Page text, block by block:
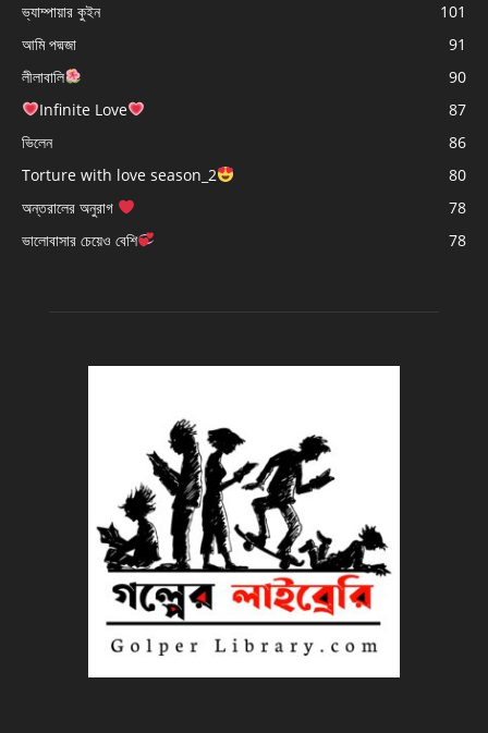
ভ্যাম্পায়ার কুইন
101
আমি পদ্মজা
91
লীলাবালি
90
Infinite Love
87
ভিলেন
86
Torture with love season_2
80
অন্তরালের অনুরাগ
78
ভালোবাসার চেয়েও বেশি
78